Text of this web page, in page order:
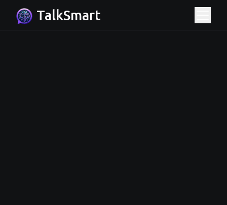
TalkSmart